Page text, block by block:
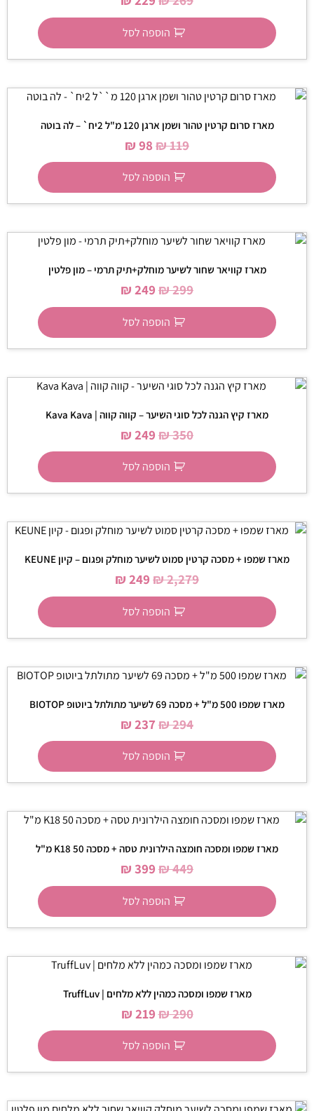
הוספה לסל
מארז סרום קרטין טהור ושמן ארגן 120 מ"ל 2יח` – לה בוטה
₪119
₪98
הוספה לסל
מארז קוויאר שחור לשיער מוחלק+תיק תרמי – מון פלטין
₪299
₪249
הוספה לסל
מארז קיץ הגנה לכל סוגי השיער – קווה קווה | Kava Kava
₪350
₪249
הוספה לסל
מארז שמפו + מסכה קרטין סמוט לשיער מוחלק ופגום – קיון KEUNE
₪2,279
₪249
הוספה לסל
מארז שמפו 500 מ"ל + מסכה 69 לשיער מתולתל ביוטופ BIOTOP
₪294
₪237
הוספה לסל
מארז שמפו ומסכה חומצה הילרונית טסה + מסכה K18 50 מ"ל
₪449
₪399
הוספה לסל
מארז שמפו ומסכה כמהין ללא מלחים | TruffLuv
₪290
₪219
הוספה לסל